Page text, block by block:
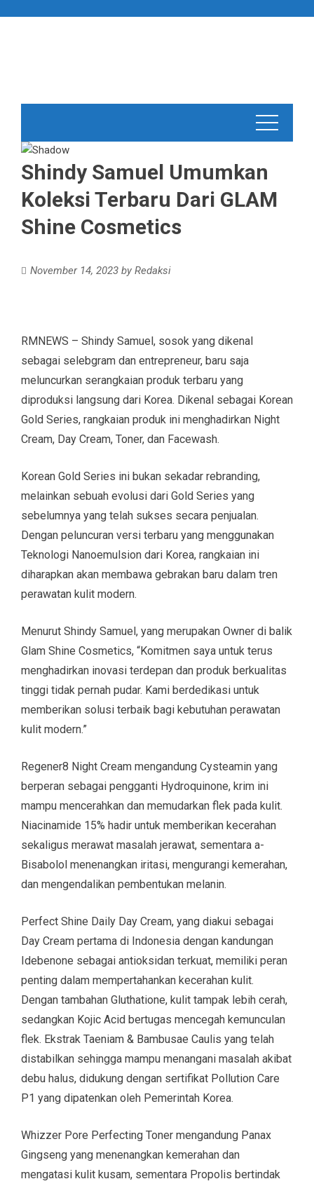
Shindy Samuel Umumkan
Koleksi Terbaru Dari GLAM
Shine Cosmetics
November 14, 2023 by Redaksi
RMNEWS – Shindy Samuel, sosok yang dikenal
sebagai selebgram dan entrepreneur, baru saja
meluncurkan serangkaian produk terbaru yang
diproduksi langsung dari Korea. Dikenal sebagai Korean
Gold Series, rangkaian produk ini menghadirkan Night
Cream, Day Cream, Toner, dan Facewash.
Korean Gold Series ini bukan sekadar rebranding,
melainkan sebuah evolusi dari Gold Series yang
sebelumnya yang telah sukses secara penjualan.
Dengan peluncuran versi terbaru yang menggunakan
Teknologi Nanoemulsion dari Korea, rangkaian ini
diharapkan akan membawa gebrakan baru dalam tren
perawatan kulit modern.
Menurut Shindy Samuel, yang merupakan Owner di balik
Glam Shine Cosmetics, “Komitmen saya untuk terus
menghadirkan inovasi terdepan dan produk berkualitas
tinggi tidak pernah pudar. Kami berdedikasi untuk
memberikan solusi terbaik bagi kebutuhan perawatan
kulit modern.”
Regener8 Night Cream mengandung Cysteamin yang
berperan sebagai pengganti Hydroquinone, krim ini
mampu mencerahkan dan memudarkan flek pada kulit.
Niacinamide 15% hadir untuk memberikan kecerahan
sekaligus merawat masalah jerawat, sementara a-
Bisabolol menenangkan iritasi, mengurangi kemerahan,
dan mengendalikan pembentukan melanin.
Perfect Shine Daily Day Cream, yang diakui sebagai
Day Cream pertama di Indonesia dengan kandungan
Idebenone sebagai antioksidan terkuat, memiliki peran
penting dalam mempertahankan kecerahan kulit.
Dengan tambahan Gluthatione, kulit tampak lebih cerah,
sedangkan Kojic Acid bertugas mencegah kemunculan
flek. Ekstrak Taeniam & Bambusae Caulis yang telah
distabilkan sehingga mampu menangani masalah akibat
debu halus, didukung dengan sertifikat Pollution Care
P1 yang dipatenkan oleh Pemerintah Korea.
Whizzer Pore Perfecting Toner mengandung Panax
Gingseng yang menenangkan kemerahan dan
mengatasi kulit kusam, sementara Propolis bertindak